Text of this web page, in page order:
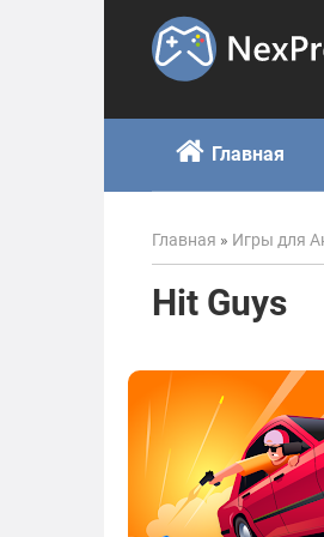
Главная
Главная » Игры для
Hit Guys